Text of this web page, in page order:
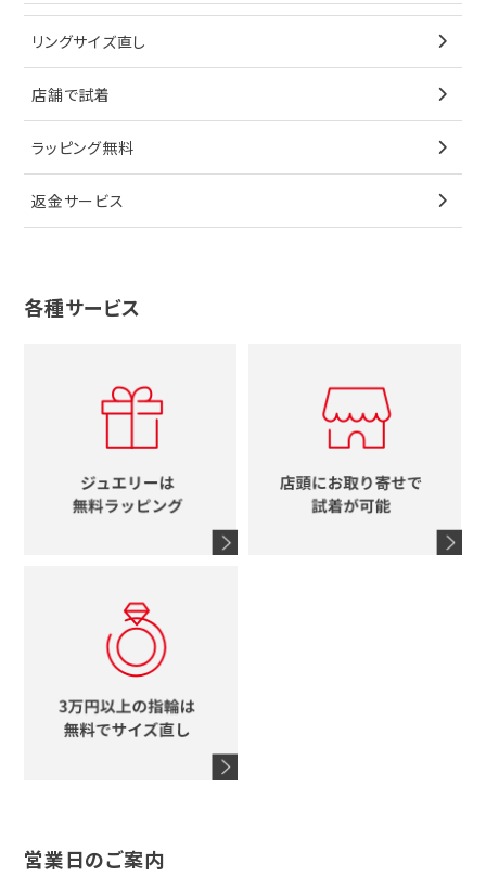
ブレスレット
ペンダントトップ
ブローチ
その他
ノーブランドジュエリーをすべて見る
イヤリング
ブレスレット
ペンダントトップ
ブローチ
その他
ティファニー
ブルガリ
グッチ
スタージュエリー
ウノアエレ
キーケース
サングラス
シューズ
香水
シャネル
コーチ
ブランドアイテムをすべて見る
オメガ
シャネル
タグホイヤー
カルティエ
セイコー
メンズ時計
時計をすべて見る
ブルガリ
カルティエ
ウノアエレ
4℃
グッチ
ルイヴィトン
エルメス
シャネル
タグホイヤー
星
リボン
花
十字架
イニシャル
リングサイズ直し
店舗で試着
ラッピング無料
返金サービス
各種サービス
営業日のご案内